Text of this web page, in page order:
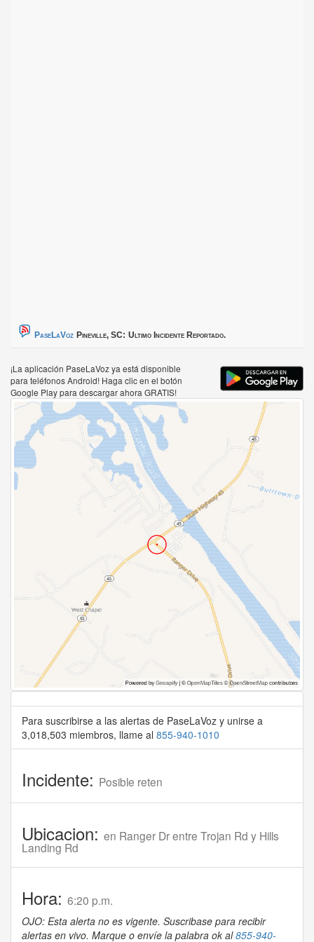
PaseLaVoz Pineville, SC: Ultimo Incidente Reportado.
¡La aplicación PaseLaVoz ya está disponible
para teléfonos Android! Haga clic en el botón
Google Play para descargar ahora GRATIS!
Para suscribirse a las alertas de PaseLaVoz y unirse a
3,018,503 miembros, llame al 855-940-1010
Incidente: Posible reten
Ubicacion: en Ranger Dr entre Trojan Rd y Hills
Landing Rd
Hora: 6:20 p.m.
OJO: Esta alerta no es vigente. Suscribase para recibir
alertas en vivo. Marque o envíe la palabra ok al855-940-